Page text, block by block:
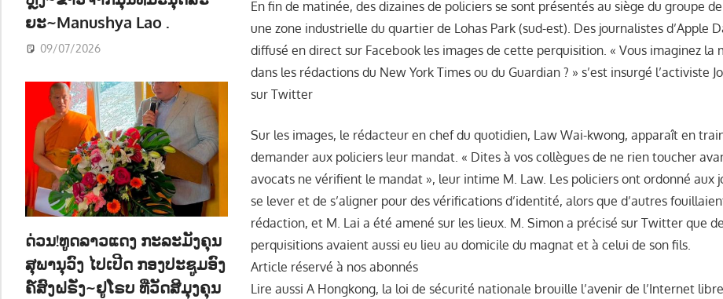
En fin de matinée, des dizaines de policiers se sont présentés au siège du groupe
une zone industrielle du quartier de Lohas Park (sud-est). Des journalistes d’Apple
diffusé en direct sur Facebook les images de cette perquisition. « Vous imaginez la
dans les rédactions du New York Times ou du Guardian ? » s’est insurgé l’activiste
sur Twitter
Sur les images, le rédacteur en chef du quotidien, Law Wai-kwong, apparaît en
demander aux policiers leur mandat. « Dites à vos collègues de ne rien toucher
avocats ne vérifient le mandat », leur intime M. Law. Les policiers ont ordonné aux
se lever et de s’aligner pour des vérifications d’identité, alors que d’autres
rédaction, et M. Lai a été amené sur les lieux. M. Simon a précisé sur Twitter que
perquisitions avaient aussi eu lieu au domicile du magnat et à celui de son fils.
Article réservé à nos abonnés
Lire aussi A Hongkong, la loi de sécurité nationale brouille l’avenir de l’Internet libre
ຍະ~Manushya Lao .
09/07/2026
ດ່ວນ!ທູດລາວແດງ ກະລະມັງຄຸນ
ສຸພານຸວົງ ໄປເປີດ ກອງປະຊູມອົງ
ຄ໌ສົງຝຣັ່ງ~ຢູໂຣບ ທີ່ວັດສີມຸງຄຸນ